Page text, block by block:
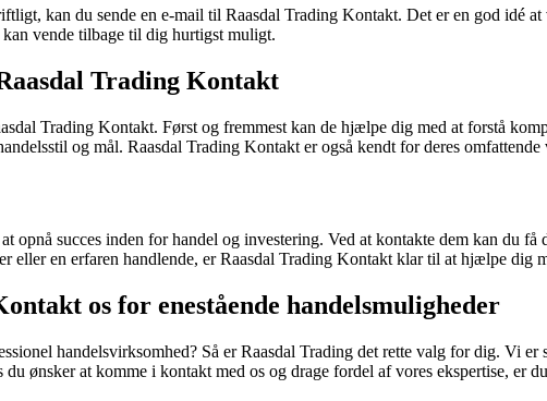
kan du sende en e-mail til Raasdal Trading Kontakt. Det er en god idé
vende tilbage til dig hurtigst muligt.
Trading Kontakt
Trading Kontakt. Først og fremmest kan de hjælpe dig med at forstå
og mål. Raasdal Trading Kontakt er også kendt for deres
opnå succes inden for handel og investering. Ved at kontakte dem kan du
eller en erfaren handlende, er Raasdal Trading Kontakt klar til at hjælpe dig
os for enestående handelsmuligheder
handelsvirksomhed? Så er Raasdal Trading det rette valg for dig. Vi
ønsker at komme i kontakt med os og drage fordel af vores ekspertise,